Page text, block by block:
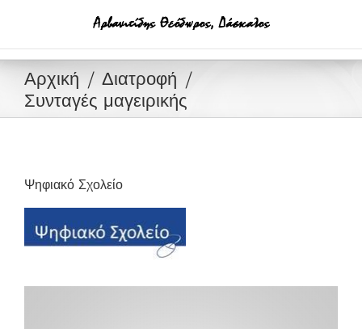
Αρχική
Διατροφή
Συνταγές μαγειρικής
Ψηφιακό Σχολείο